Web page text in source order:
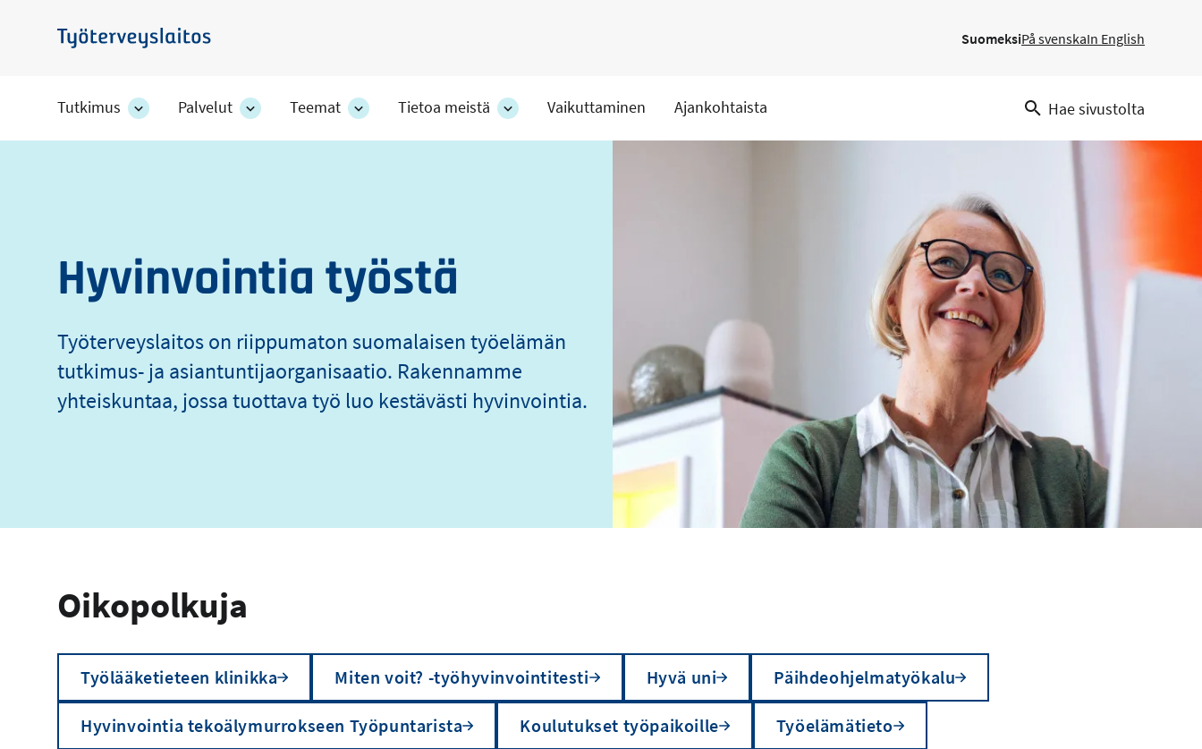
pääsisältöön
Työterveyslaitos
SuomeksiPå svenskaIn English
Tutkimus
Tutkimus
-
Palvelut
Palvelut
-
Teemat
Teemat
-
Tietoa meistä
Tietoa
meistä
Vaikuttaminen Ajankohtaista Hae sivustolta
Työterveyslaitos
Hyvinvointia työstä
Työterveyslaitos on riippumaton suomalaisen työelämän
tutkimus- ja asiantuntijaorganisaatio. Rakennamme
yhteiskuntaa, jossa tuottava työ luo kestävästi hyvinvointia.
Oikopolkuja
Työlääketieteen klinikka Miten voit? -työhyvinvointitesti Hyvä uni Päihdeohjelmatyökalu
Hyvinvointia tekoälymurrokseen Työpuntarista Koulutukset työpaikoille Työelämätieto